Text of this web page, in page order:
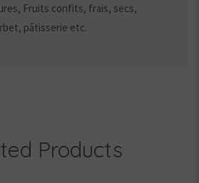
Fruits confits, frais, secs,
pâtisserie etc.
Products